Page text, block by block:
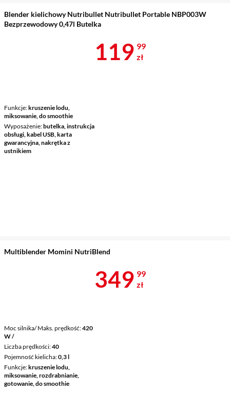
Blender kielichowy Nutribullet Nutribullet Portable NBP003W
Bezprzewodowy 0,47l Butelka
Funkcje kruszenie lodu,
miksowanie, do smoothie
Wyposażenie butelka, instrukcja
obsługi, kabel USB, karta
gwarancyjna, nakrętka z
ustnikiem
Cena 119,99
119 99
zł
Multiblender Momini NutriBlend
Moc silnika/ Maks. prędkość 420
W /
Liczba prędkości 40
Pojemność kielicha 0,3 l
Funkcje kruszenie lodu,
miksowanie, rozdrabnianie,
gotowanie, do smoothie
Cena 349,99
349 99
zł